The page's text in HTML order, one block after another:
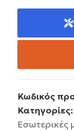
Κωδικός
Κατηγορίες:
Εσωτερικές